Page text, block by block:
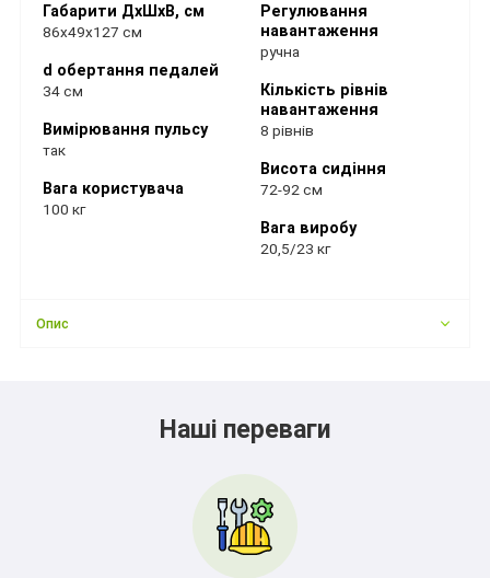
Габарити ДхШхВ, см
86х49х127 см
d обертання педалей
34 см
Вимірювання пульсу
так
Вага користувача
100 кг
Регулювання
навантаження
ручна
Кількість рівнів
навантаження
8 рівнів
Висота сидіння
72-92 см
Вага виробу
20,5/23 кг
Опис
Наші переваги